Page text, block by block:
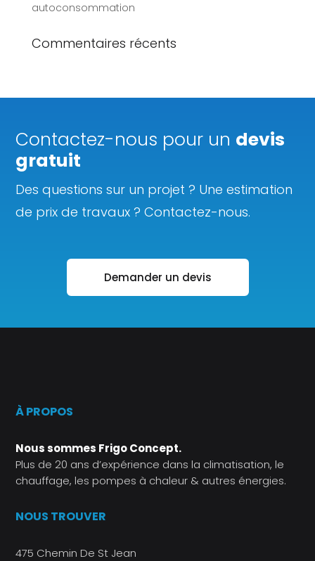
autoconsommation
Commentaires récents
Contactez-nous pour un devis
gratuit
Des questions sur un projet ? Une estimation
de prix de travaux ? Contactez-nous.
Demander un devis
À PROPOS
Nous sommes Frigo Concept.
Plus de 20 ans d’expérience dans la climatisation, le
chauffage, les pompes à chaleur & autres énergies.
NOUS TROUVER
475 Chemin De St Jean